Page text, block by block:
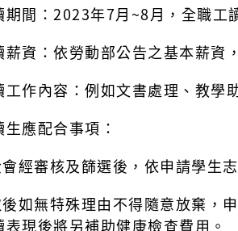
期間：2023年7月~8月，全職工
薪資：依勞動部公告之基本薪資
工作內容：例如文書處理、教學
應配合事項：
經審核及篩選後，依申請學生
如無特殊理由不得隨意放棄，
表現後將另補助健康檢查費用。